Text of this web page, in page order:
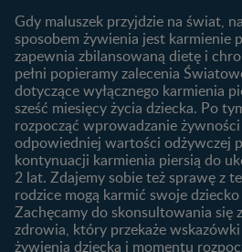
Produkty
Wyszukiwarka produktów
Nasze marki
Jak zaplanować płeć
dziecka?
Jak rozpoznać dni płodne?
Badania przed ciążą
Planowanie urlopu
macierzyńskiego
1.
2.
3.
Rozwój dziecka
Kalendarz rozwoju dziecka
Skoki rozwojowe
Ząbkowanie u niemowląt
10
laktację
Jakie
Gdy maluszek przyjdzie na świat,
sposobem żywienia jest karmienie
zapewnia zbilansowaną dietę i
pełni popieramy zalecenia
dotyczące wyłącznego karmienia
sześć miesięcy życia dziecka. Po
rozpocząć wprowadzanie
odpowiedniej wartości odżywczej
kontynuacji karmienia piersią do
2 lat. Zdajemy sobie też sprawę z
rodzice mogą karmić swoje
Zachęcamy do skonsultowania się
zdrowia, który przekaże
żywienia dziecka i momentu